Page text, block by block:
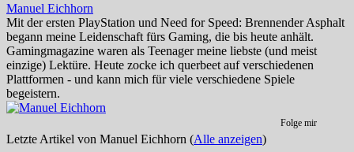
Manuel Eichhorn
Mit der ersten PlayStation und Need for Speed: Brennender Asphalt
begann meine Leidenschaft fürs Gaming, die bis heute anhält.
Gamingmagazine waren als Teenager meine liebste (und meist
einzige) Lektüre. Heute zocke ich querbeet auf verschiedenen
Plattformen - und kann mich für viele verschiedene Spiele
begeistern.
Folge mir
Letzte Artikel von Manuel Eichhorn (Alle anzeigen)